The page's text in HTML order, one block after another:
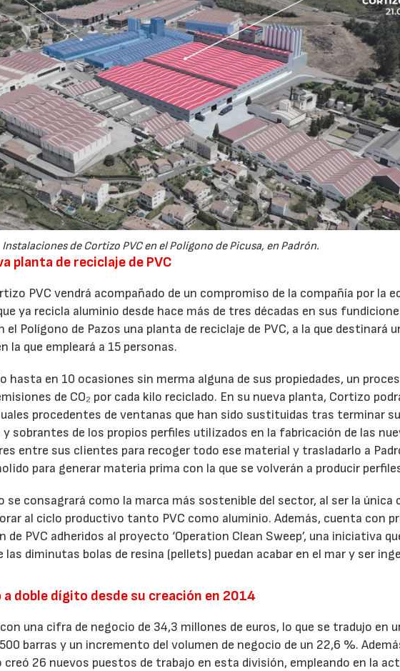
Instalaciones de Cortizo PVC en el Polígono de Picusa, en Padrón.
planta de reciclaje de PVC
PVC vendrá acompañado de un compromiso de la compañía por la
ya recicla aluminio desde hace más de tres décadas en sus
el Polígono de Pazos una planta de reciclaje de PVC, a la que destinará
la que empleará a 15 personas.
hasta en 10 ocasiones sin merma alguna de sus propiedades, un
de CO₂ por cada kilo reciclado. En su nueva planta, Cortizo
procedentes de ventanas que han sido sustituidas tras terminar
sobrantes de los propios perfiles utilizados en la fabricación de las
entre sus clientes para recoger todo ese material y trasladarlo a
para generar materia prima con la que se volverán a producir
consagrará como la marca más sostenible del sector, al ser la única
al ciclo productivo tanto PVC como aluminio. Además, cuenta con
de PVC adheridos al proyecto ‘Operation Clean Sweep’, una iniciativa
diminutas bolas de resina (pellets) puedan acabar en el mar y ser
doble dígito desde su creación en 2014
una cifra de negocio de 34,3 millones de euros, lo que se tradujo en
barras y un incremento del volumen de negocio de un 22,6 %.
26 nuevos puestos de trabajo en esta división, empleando en la
21/07/2026 28/